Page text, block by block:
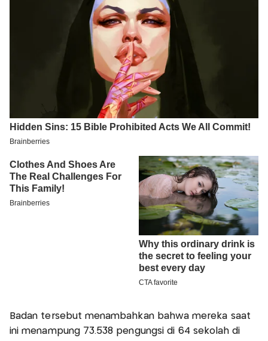
Badan tersebut menambahkan bahwa mereka saat
ini menampung 73.538 pengungsi di 64 sekolah di